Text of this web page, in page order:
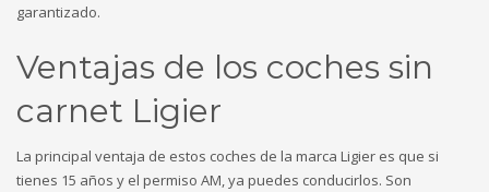
garantizado.
Ventajas de los coches sin
carnet Ligier
La principal ventaja de estos coches de la marca Ligier es que si
tienes 15 años y el permiso AM, ya puedes conducirlos. Son